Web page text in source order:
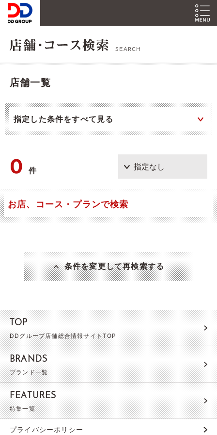
SEARCH
店舗一覧
指定した条件をすべて見る
0件
お店、コース・プランで検索
条件を変更して再検索する
TOP
DDグループ店舗総合情報サイトTOP
BRANDS
ブランド一覧
FEATURES
特集一覧
プライバシーポリシー